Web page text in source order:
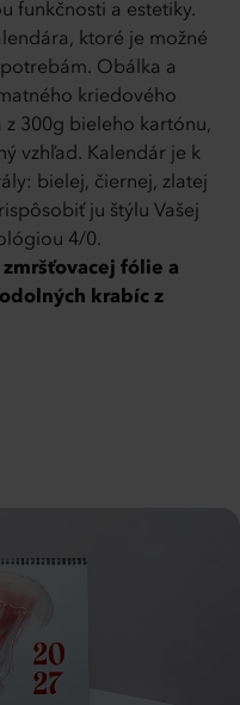
funkčnosti a estetiky.
ktoré je možné
Obálka a
kriedového
300g bieleho kartónu,
vzhľad. Kalendár je k
bielej, čiernej, zlatej
ju štýlu Vašej
4/0.
fólie a
krabíc z